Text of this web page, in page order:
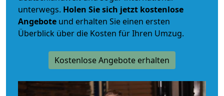
unterwegs. Holen Sie sich jetzt kostenlose
Angebote und erhalten Sie einen ersten
Überblick über die Kosten für Ihren Umzug.
Kostenlose Angebote erhalten